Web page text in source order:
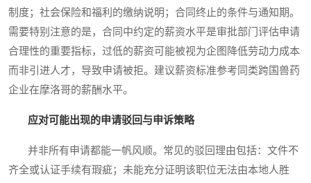
制度；社会保险和福利的缴纳说明；合同终止的条件与通知期。
需要特别注意的是，合同中约定的薪资水平是审批部门评估申请
合理性的重要指标，过低的薪资可能被视为企图降低劳动力成本
而非引进人才，导致申请被拒。建议薪资标准参考同类跨国兽药
企业在摩洛哥的薪酬水平。
应对可能出现的申请驳回与申诉策略
并非所有申请都能一帆风顺。常见的驳回理由包括：文件不
齐全或认证手续有瑕疵；未能充分证明该职位无法由本地人胜